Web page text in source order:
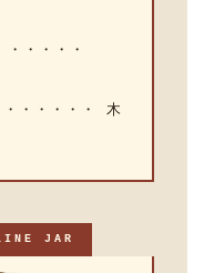
・・・・
・・・・・ 木
JAR